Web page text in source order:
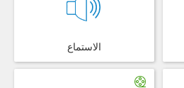
الاستماع